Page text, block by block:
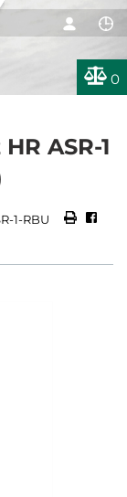
0
ASR-1
1-RBU